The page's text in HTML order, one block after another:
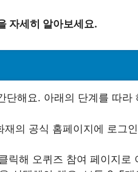
자세히 알아보세요.
단해요. 아래의 단계를 따라
재의 공식 홈페이지에 로그
릭해 오퀴즈 참여 페이지로